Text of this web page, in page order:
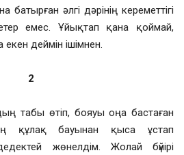
батырған әлгі дәрінің кереметтігі
емес. Ұйықтап қана қоймай,
деймін ішімнен.
2
табы өтіп, бояуы оңа бастаған
құлақ бауынан қыса ұстап
жөнелдім. Жолай бүйірі